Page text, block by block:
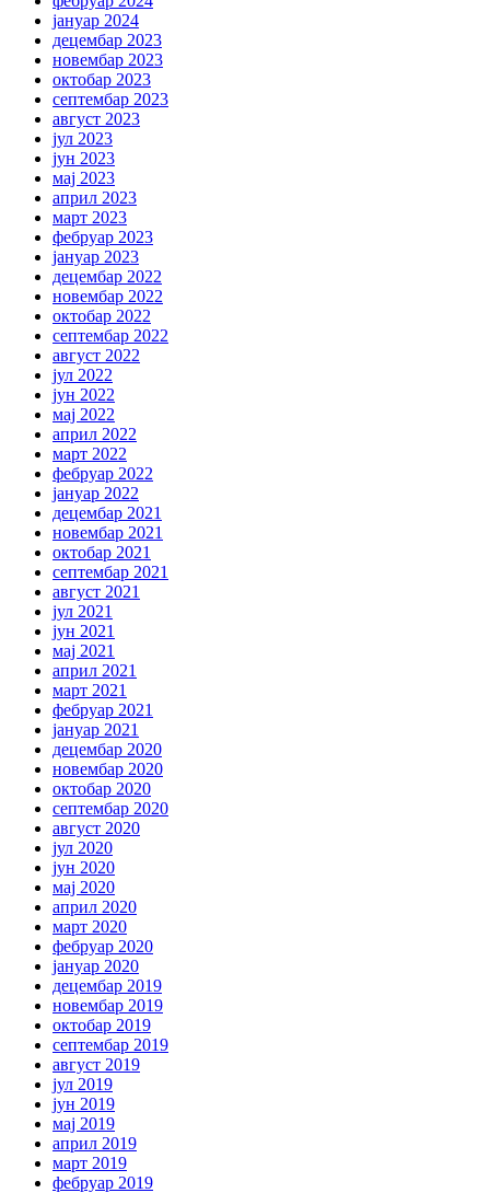
јануар 2024
децембар 2023
новембар 2023
октобар 2023
септембар 2023
август 2023
јул 2023
јун 2023
мај 2023
април 2023
март 2023
фебруар 2023
јануар 2023
децембар 2022
новембар 2022
октобар 2022
септембар 2022
август 2022
јул 2022
јун 2022
мај 2022
април 2022
март 2022
фебруар 2022
јануар 2022
децембар 2021
новембар 2021
октобар 2021
септембар 2021
август 2021
јул 2021
јун 2021
мај 2021
април 2021
март 2021
фебруар 2021
јануар 2021
децембар 2020
новембар 2020
октобар 2020
септембар 2020
август 2020
јул 2020
јун 2020
мај 2020
април 2020
март 2020
фебруар 2020
јануар 2020
децембар 2019
новембар 2019
октобар 2019
септембар 2019
август 2019
јул 2019
јун 2019
мај 2019
април 2019
март 2019
фебруар 2019